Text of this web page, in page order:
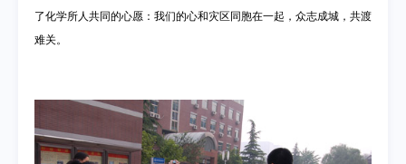
了化学所人共同的心愿：我们的心和灾区同胞在一起， 众志成城，共渡
难关。